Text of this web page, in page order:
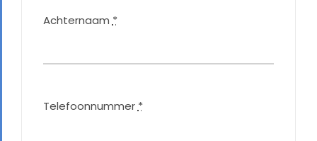
Achternaam *
Telefoonnummer*